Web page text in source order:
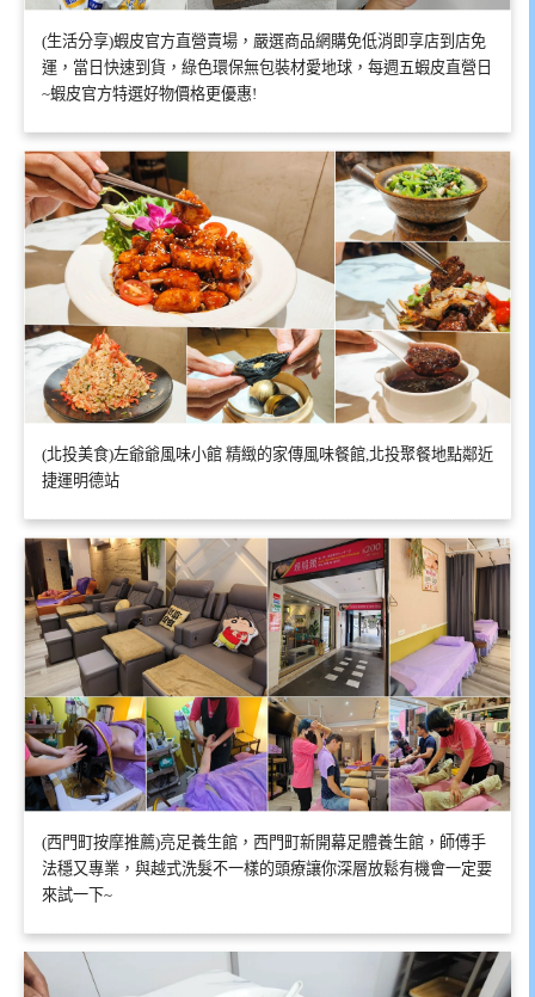
(生活分享)蝦皮官方直營賣場，嚴選商品網購免低消即享店到店免
運，當日快速到貨，綠色環保無包裝材愛地球，每週五蝦皮直營日
~蝦皮官方特選好物價格更優惠!
(北投美食)左爺爺風味小館 精緻的家傳風味餐館,北投聚餐地點鄰近
捷運明德站
(西門町按摩推薦)亮足養生館，西門町新開幕足體養生館，師傅手
法穩又專業，與越式洗髮不一樣的頭療讓你深層放鬆有機會一定要
來試一下~